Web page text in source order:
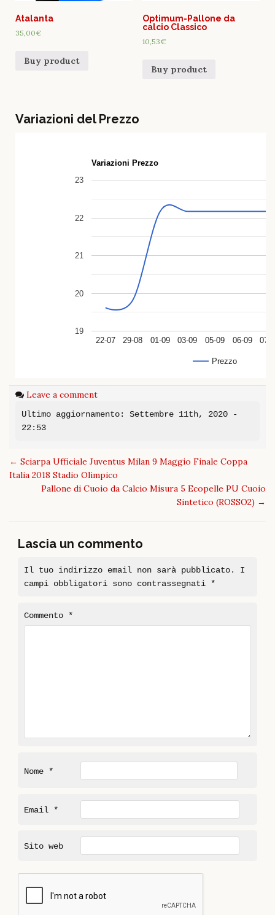
Atalanta
35,00€
Buy product
Optimum-Pallone da
calcio Classico
10,53€
Buy product
Variazioni del Prezzo
Variazioni Prezzo
Prezzo
22-07 29-08 01-09 03-09 05-09 06-09 07-
19
20
21
22
23
Leave a comment
Ultimo aggiornamento: Settembre 11th, 2020 -
22:53
Post
navigation
← Sciarpa Ufficiale Juventus Milan 9 Maggio Finale Coppa
Italia 2018 Stadio Olimpico
Pallone di Cuoio da Calcio Misura 5 Ecopelle PU Cuoio
Sintetico (ROSSO2) →
Lascia un commento
Il tuo indirizzo email non sarà pubblicato.
I
campi obbligatori sono contrassegnati *
Commento *
Nome *
Email *
Sito web